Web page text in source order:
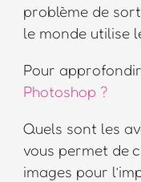
problème de
le monde utilise
Pour
Photoshop ?
Quels sont les
vous permet de
images pour